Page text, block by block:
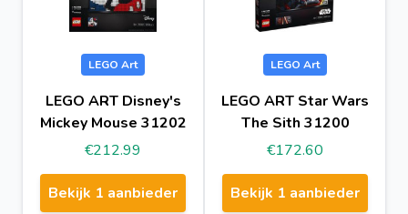
LEGO Art
LEGO ART Disney's
Mickey Mouse 31202
€212.99
Bekijk 1 aanbieder
LEGO Art
LEGO ART Star Wars
The Sith 31200
€172.60
Bekijk 1 aanbieder